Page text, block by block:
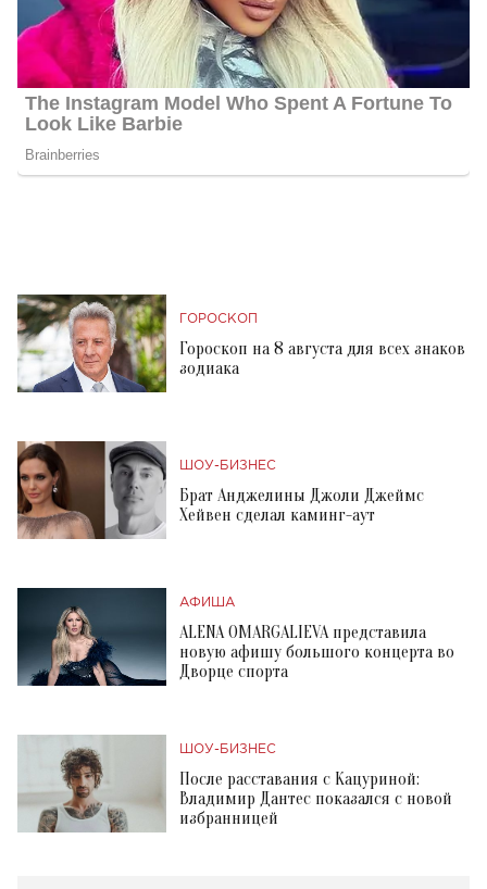
ГОРОСКОП
Гороскоп на 8 августа для всех знаков
зодиака
ШОУ-БИЗНЕС
Брат Анджелины Джоли Джеймс
Хейвен сделал каминг-аут
АФИША
ALENA OMARGALIEVA представила
новую афишу большого концерта во
Дворце спорта
ШОУ-БИЗНЕС
После расставания с Кацуриной:
Владимир Дантес показался с новой
избранницей